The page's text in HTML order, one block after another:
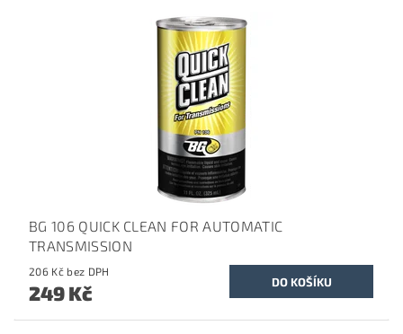
BG 106 QUICK CLEAN FOR AUTOMATIC
TRANSMISSION
206 Kč bez DPH
249 Kč